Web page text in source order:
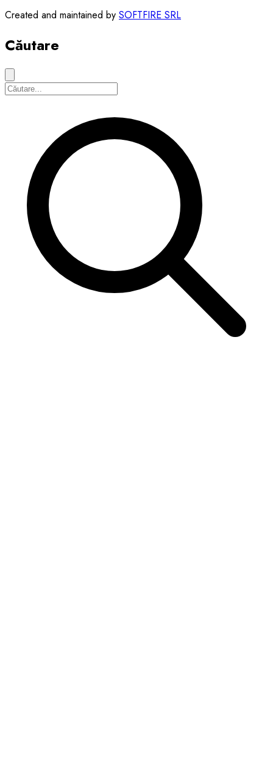
Created and maintained by SOFTFIRE SRL
Căutare